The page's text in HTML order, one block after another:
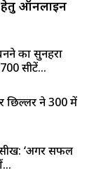
हेतु ऑनलाइन
का सुनहरा
सीटें...
छिल्लर ने 300 में
‘अगर सफल